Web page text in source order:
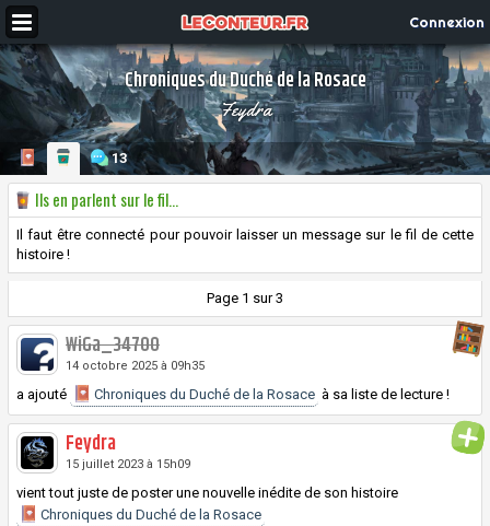
Connexion
Chroniques du Duché de la Rosace
Feydra
13
Ils en parlent sur le fil...
Il faut être connecté pour pouvoir laisser un message sur le fil de cette
histoire !
Page 1 sur 3
WiGa_34700
14 octobre 2025 à 09h35
a ajouté Chroniques du Duché de la Rosace à sa liste de lecture !
Feydra
15 juillet 2023 à 15h09
vient tout juste de poster une nouvelle inédite de son histoire
Chroniques du Duché de la Rosace